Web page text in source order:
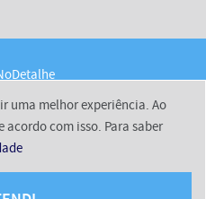
Políticas de Privacidade
de Uso
uma melhor experiência. Ao
com isso. Para saber